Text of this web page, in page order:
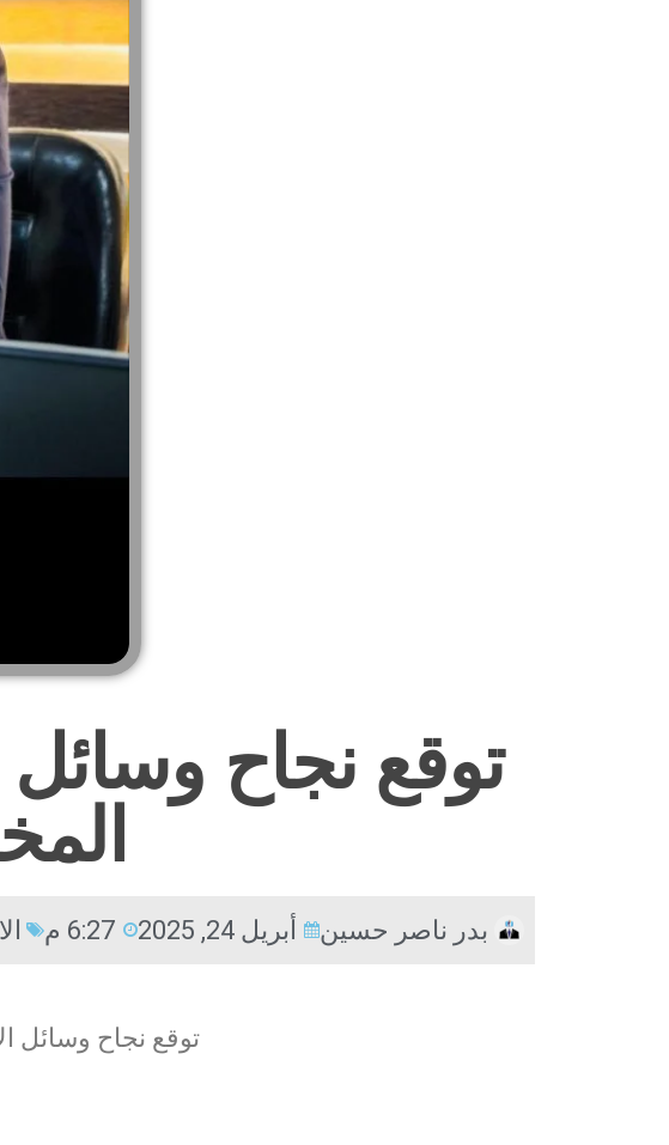
توقع نجاح
بدر ناصر حسين أبريل 24, 2025 6:27 م
توقع نجاح وسائل